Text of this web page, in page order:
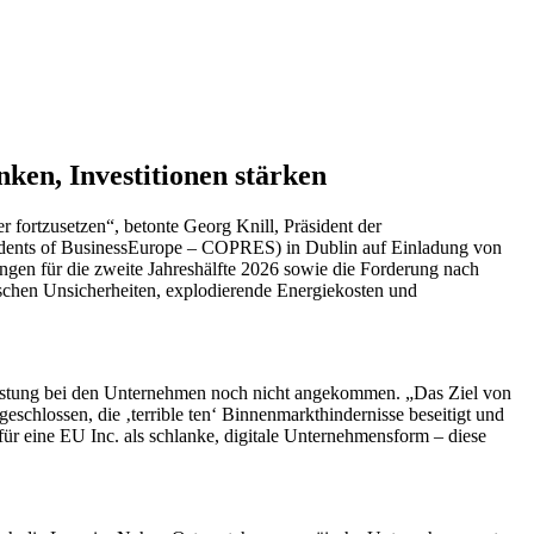
Investitionen stärken
fortzusetzen“, betonte Georg Knill, Präsident der
of BusinessEurope – COPRES) in Dublin auf Einladung von
für die zweite Jahreshälfte 2026 sowie die Forderung nach
Unsicherheiten, explodierende Energiekosten und
bei den Unternehmen noch nicht angekommen. „Das Ziel von
die ‚terrible ten‘ Binnenmarkthindernisse beseitigt und
eine EU Inc. als schlanke, digitale Unternehmensform – diese